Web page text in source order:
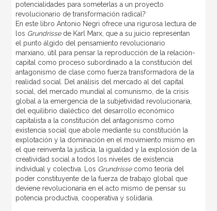
potencialidades para someterlas a un proyecto
revolucionario de transformación radical?
En este libro Antonio Negri ofrece una rigurosa lectura de
los Grundrissede Karl Marx, que a su juicio representan
el punto álgido del pensamiento revolucionario
marxiano, útil para pensar la reproducción de la relación-
capital como proceso subordinado a la constitución del
antagonismo de clase como fuerza transformadora de la
realidad social. Del análisis del mercado al del capital
social, del mercado mundial al comunismo, de la crisis
global a la emergencia de la subjetividad revolucionaria,
del equilibrio dialéctico del desarrollo económico
capitalista a la constitución del antagonismo como
existencia social que abole mediante su constitución la
explotación y la dominación en el movimiento mismo en
el que reinventa la justicia, la igualdad y la explosión de la
creatividad social a todos los niveles de existencia
individual y colectiva. Los Grundrisse como teoría del
poder constituyente de la fuerza de trabajo global que
deviene revolucionaria en el acto mismo de pensar su
potencia productiva, cooperativa y solidaria.